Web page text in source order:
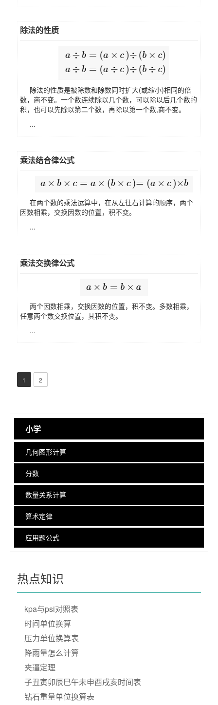
除法的性质
除法的性质是被除数和除数同时扩大(或缩小)相同的倍
数，商不变。一个数连续除以几个数，可以除以后几个数的
积，也可以先除以第二个数，再除以第一个数,商不变。
...
乘法结合律公式
在两个数的乘法运算中，在从左往右计算的顺序，两个
因数相乘，交换因数的位置，积不变。
...
乘法交换律公式
两个因数相乘，交换因数的位置，积不变。多数相乘，
任意两个数交换位置，其积不变。
...
1 2
小学
几何图形计算
分数
数量关系计算
算术定律
应用题公式
热点知识
kpa与psi对照表
时间单位换算
压力单位换算表
降雨量怎么计算
夹逼定理
子丑寅卯辰巳午未申酉戌亥时间表
钻石重量单位换算表